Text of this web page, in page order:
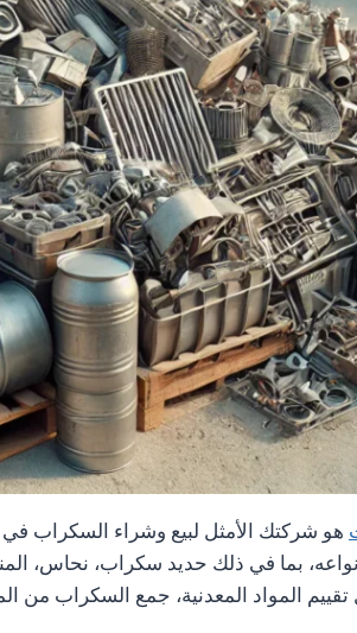
هو شركتك الأمثل لبيع وشراء
بما في ذلك حديد سكراب، نحاس،
المواد المعدنية، جمع السكراب من